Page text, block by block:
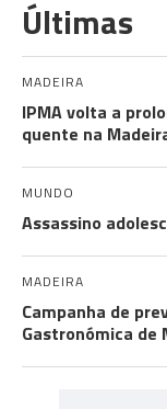
Últimas
MADEIRA
IPMA volta a
quente na
MUNDO
Assassino
MADEIRA
Campanha de
Gastronómica de